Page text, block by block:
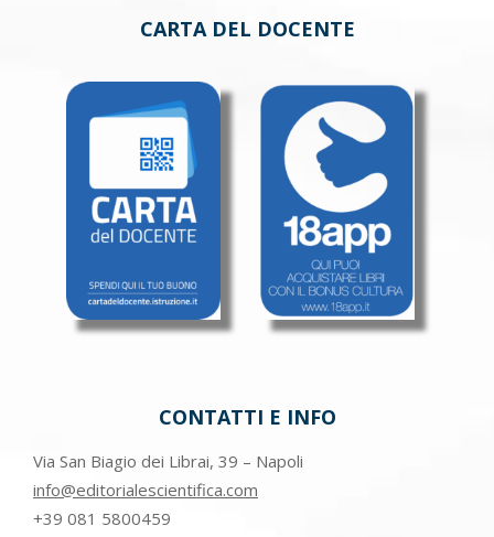
CARTA DEL DOCENTE
CONTATTI E INFO
Via San Biagio dei Librai, 39 – Napoli
info@editorialescientifica.com
+39 081 5800459